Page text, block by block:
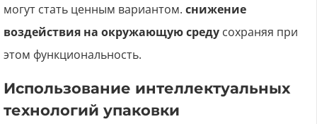
могут стать ценным вариантом. снижение
воздействия на окружающую среду сохраняя при
этом функциональность.
Использование интеллектуальных
технологий упаковки